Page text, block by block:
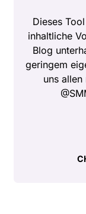
Dieses
inhaltliche
Blog
geringem
uns